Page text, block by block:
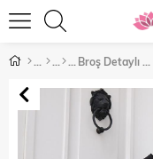
Broş Detaylı Düğmeli Trençkot Siyah 19371